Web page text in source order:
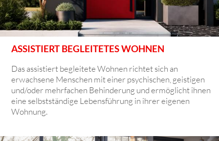
ASSISTIERT BEGLEITETES WOHNEN
Das assistiert begleitete Wohnen richtet sich an
erwachsene Menschen mit einer psychischen, geistigen
und/oder mehrfachen Behinderung und ermöglicht ihnen
eine selbstständige Lebensführung in ihrer eigenen
Wohnung.